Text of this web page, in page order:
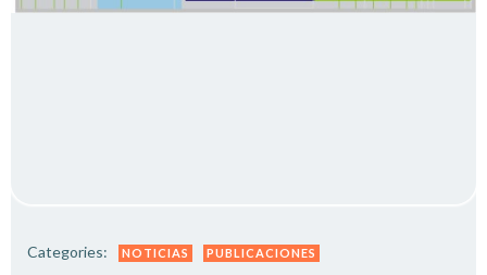
Categories: NOTICIAS PUBLICACIONES